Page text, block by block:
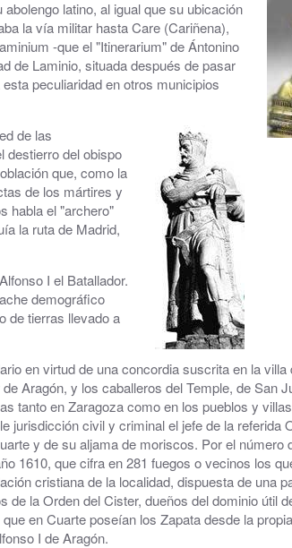
latino, al igual que su ubicación
la vía militar hasta Care (Cariñena),
-que el "Itinerarium" de Ántonino
de Laminio, situada después de pasar
peculiaridad en otros municipios
de las
destierro del obispo
que, como la
de los mártires y
habla el "archero"
la ruta de Madrid,
I el Batallador.
demográfico
de tierras llevado a
en virtud de una concordia suscrita en la villa
Aragón, y los caballeros del Temple, de San
tanto en Zaragoza como en los pueblos y
jurisdicción civil y criminal el jefe de la referida
y de su aljama de moriscos. Por el número
1610, que cifra en 281 fuegos o vecinos los
cristiana de la localidad, dispuesta de una
la Orden del Cister, dueños del dominio útil
en Cuarte poseían los Zapata desde la propia
I de Aragón.